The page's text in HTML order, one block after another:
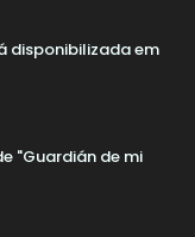
disponibilizada em
"Guardián de mi